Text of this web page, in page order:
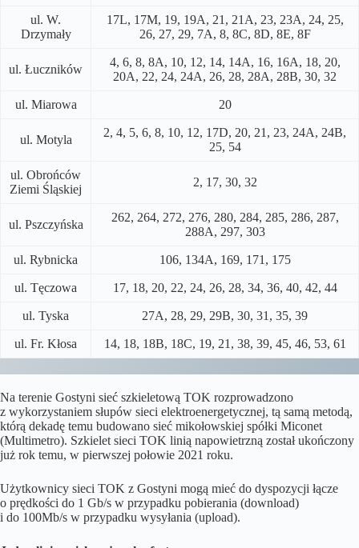
ul. W.
Drzymały
17L, 17M, 19, 19A, 21, 21A, 23, 23A, 24, 25,
26, 27, 29, 7A, 8, 8C, 8D, 8E, 8F
ul. Łuczników
4, 6, 8, 8A, 10, 12, 14, 14A, 16, 16A, 18, 20,
20A, 22, 24, 24A, 26, 28, 28A, 28B, 30, 32
ul. Miarowa 20
ul. Motyla
2, 4, 5, 6, 8, 10, 12, 17D, 20, 21, 23, 24A, 24B,
25, 54
ul. Obrońców
Ziemi Śląskiej
2, 17, 30, 32
ul. Pszczyńska
262, 264, 272, 276, 280, 284, 285, 286, 287,
288A, 297, 303
ul. Rybnicka 106, 134A, 169, 171, 175
ul. Tęczowa 17, 18, 20, 22, 24, 26, 28, 34, 36, 40, 42, 44
ul. Tyska 27A, 28, 29, 29B, 30, 31, 35, 39
ul. Fr. Kłosa 14, 18, 18B, 18C, 19, 21, 38, 39, 45, 46, 53, 61
Na terenie Gostyni sieć szkieletową TOK rozprowadzono
z wykorzystaniem słupów sieci elektroenergetycznej, tą samą metodą,
którą dekadę temu budowano sieć mikołowskiej spółki Miconet
(Multimetro). Szkielet sieci TOK linią napowietrzną został ukończony
już rok temu, w pierwszej połowie 2021 roku.
Użytkownicy sieci TOK z Gostyni mogą mieć do dyspozycji łącze
o prędkości do 1 Gb/s w przypadku pobierania (download)
i do 100Mb/s w przypadku wysyłania (upload).